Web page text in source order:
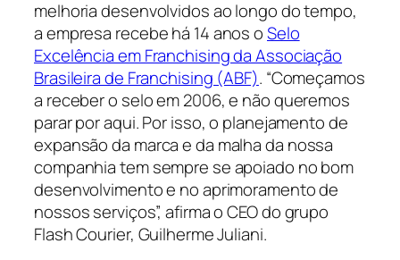
melhoria desenvolvidos ao longo do tempo,
a empresa recebe há 14 anos oSelo
Excelência em Franchising da Associação
Brasileira de Franchising (ABF). “Começamos
a receber o selo em 2006, e não queremos
parar por aqui. Por isso, o planejamento de
expansão da marca e da malha da nossa
companhia tem sempre se apoiado no bom
desenvolvimento e no aprimoramento de
nossos serviços”, afirma o CEO do grupo
Flash Courier, Guilherme Juliani.